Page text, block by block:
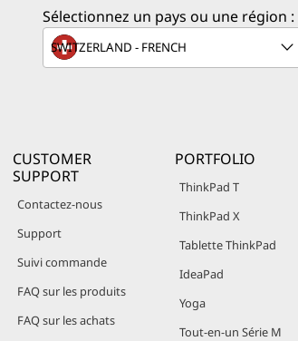
Sélectionnez un pays ou une région :
CUSTOMER
SUPPORT
Contactez-nous
Support
Suivi commande
FAQ sur les produits
FAQ sur les achats
PORTFOLIO
ThinkPad T
ThinkPad X
Tablette ThinkPad
IdeaPad
Yoga
Tout-en-un Série M